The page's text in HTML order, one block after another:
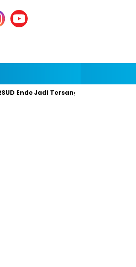
Ende Jadi Tersangka Dugaan